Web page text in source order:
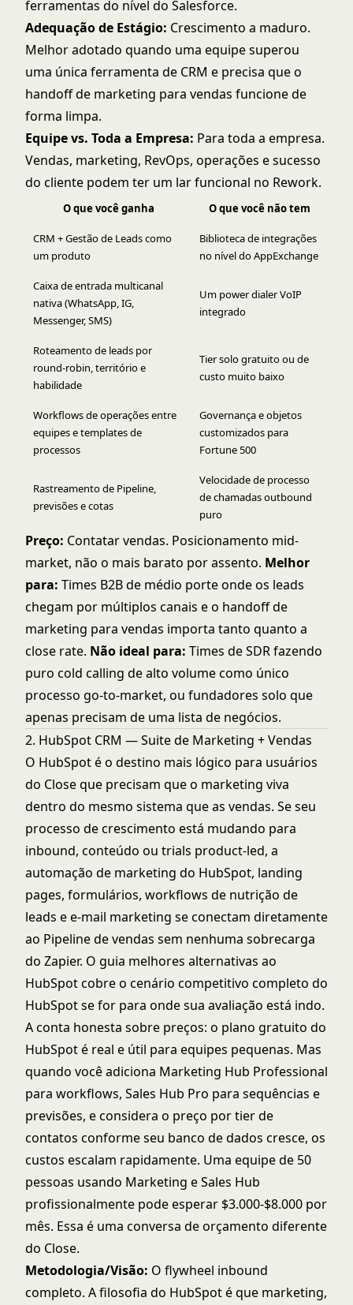
ferramentas do nível do Salesforce.
Adequação de Estágio: Crescimento a maduro.
Melhor adotado quando uma equipe superou
uma única ferramenta de CRM e precisa que o
handoff de marketing para vendas funcione de
forma limpa.
Equipe vs. Toda a Empresa: Para toda a empresa.
Vendas, marketing, RevOps, operações e sucesso
do cliente podem ter um lar funcional no Rework.
O que você ganha O que você não tem
CRM + Gestão de Leads como
um produto
Biblioteca de integrações
no nível do AppExchange
Caixa de entrada multicanal
nativa (WhatsApp, IG,
Messenger, SMS)
Um power dialer VoIP
integrado
Roteamento de leads por
round-robin, território e
habilidade
Tier solo gratuito ou de
custo muito baixo
Workflows de operações entre
equipes e templates de
processos
Governança e objetos
customizados para
Fortune 500
Rastreamento de Pipeline,
previsões e cotas
Velocidade de processo
de chamadas outbound
puro
Preço: Contatar vendas. Posicionamento mid-
market, não o mais barato por assento. Melhor
para: Times B2B de médio porte onde os leads
chegam por múltiplos canais e o handoff de
marketing para vendas importa tanto quanto a
close rate. Não ideal para: Times de SDR fazendo
puro cold calling de alto volume como único
processo go-to-market, ou fundadores solo que
apenas precisam de uma lista de negócios.
2. HubSpot CRM — Suite de Marketing + Vendas
O HubSpot é o destino mais lógico para usuários
do Close que precisam que o marketing viva
dentro do mesmo sistema que as vendas. Se seu
processo de crescimento está mudando para
inbound, conteúdo ou trials product-led, a
automação de marketing do HubSpot, landing
pages, formulários, workflows de nutrição de
leads e e-mail marketing se conectam diretamente
ao Pipeline de vendas sem nenhuma sobrecarga
do Zapier. O guia melhores alternativas ao
HubSpotcobre o cenário competitivo completo do
HubSpot se for para onde sua avaliação está indo.
A conta honesta sobre preços: o plano gratuito do
HubSpot é real e útil para equipes pequenas. Mas
quando você adiciona Marketing Hub Professional
para workflows, Sales Hub Pro para sequências e
previsões, e considera o preço por tier de
contatos conforme seu banco de dados cresce, os
custos escalam rapidamente. Uma equipe de 50
pessoas usando Marketing e Sales Hub
profissionalmente pode esperar $3.000-$8.000 por
mês. Essa é uma conversa de orçamento diferente
do Close.
Metodologia/Visão: O flywheel inbound
completo. A filosofia do HubSpot é que marketing,